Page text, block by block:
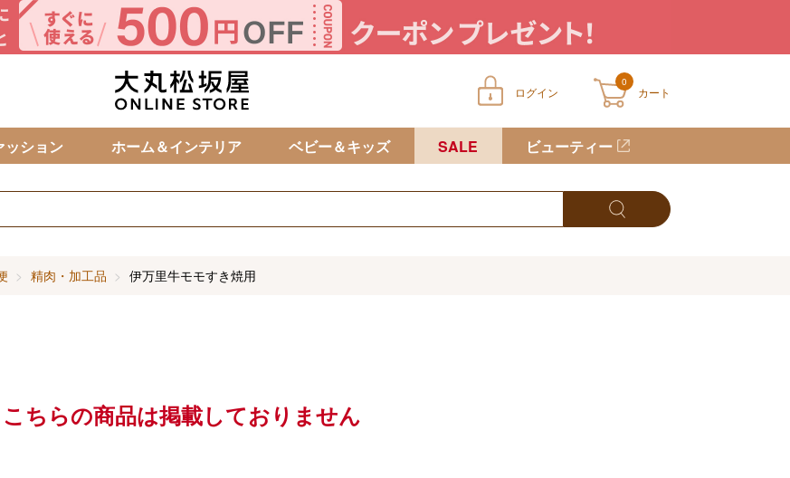
ログイン
0
カート
カートに商品が入っていません
ッション ホーム＆インテリア ベビー＆キッズ SALE ビューティー
精肉・加工品 伊万里牛モモすき焼用
こちらの商品は掲載しておりません